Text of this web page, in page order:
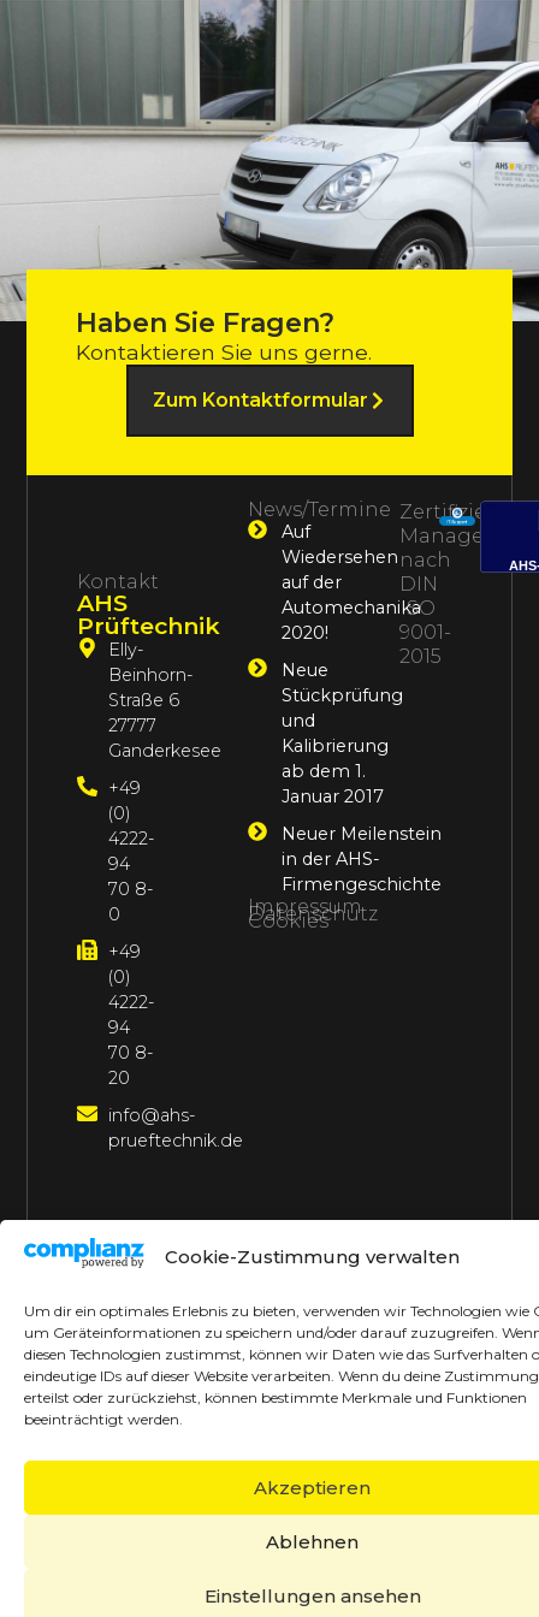
Cookie-Zustimmung verwalten
Um dir ein optimales Erlebnis zu bieten, verwenden wir Technologien wie
um Geräteinformationen zu speichern und/oder darauf zuzugreifen.
diesen Technologien zustimmst, können wir Daten wie das Surfverhalten
eindeutige IDs auf dieser Website verarbeiten. Wenn du deine
erteilst oder zurückziehst, können bestimmte Merkmale und Funktionen
beeinträchtigt werden.
Akzeptieren
Ablehnen
Einstellungen ansehen
Haben Sie Fragen?
Kontaktieren Sie uns gerne.
Zum Kontaktformular
News/Termine
Auf
Wiedersehen
auf der
Automechanika
2020!
Neue
Stückprüfung
und
Kalibrierung
ab dem 1.
Januar 2017
Neuer Meilenstein
in der AHS-
Firmengeschichte
Impressum
Datenschutz
Cookies
Kontakt
AHS
Prüftechnik
Elly-
Beinhorn-
Straße 6
27777
Ganderkesee
+49
(0)
4222-
94
70 8-
0
+49
(0)
4222-
94
70 8-
20
info@ahs-
prueftechnik.de
Zertifiziertes
nach
DIN
ISO
9001-
2015
©2026 AHS PrüftechnikAlle Rechte vorbehalten